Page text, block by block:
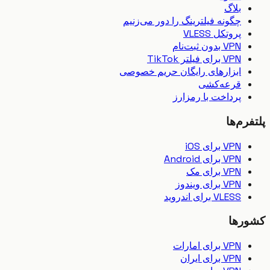
بلاگ
چگونه فیلترینگ را دور می‌زنیم
پروتکل VLESS
VPN بدون ثبت‌نام
VPN برای فیلتر TikTok
ابزارهای رایگان حریم خصوصی
قرعه‌کشی
پرداخت با رمزارز
VPN برای iOS
VPN برای Android
VPN برای مک
VPN برای ویندوز
VLESS برای اندروید
VPN برای امارات
VPN برای ایران